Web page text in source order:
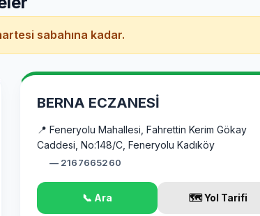
sabahına kadar.
BERNA ECZANESİ
📍 Feneryolu Mahallesi, Fahrettin Kerim Gökay
Caddesi, No:148/C, Feneryolu Kadıköy
— 2167665260
📞 Ara 🗺️ Yol Tarifi